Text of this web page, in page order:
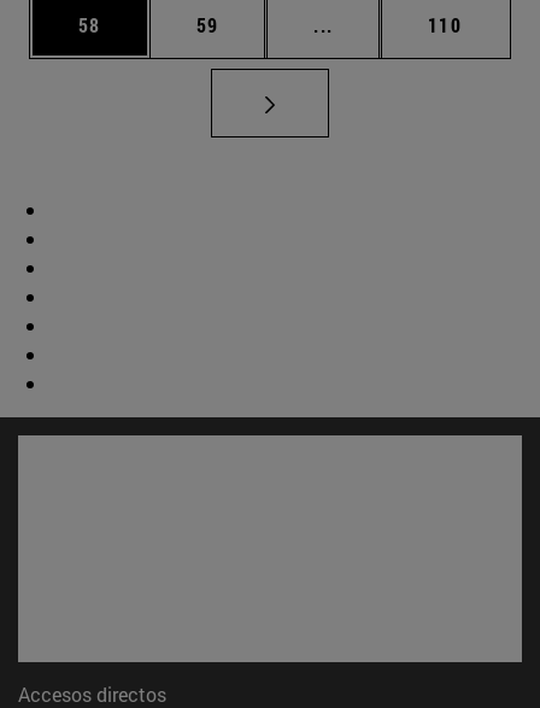
Página
58 Página
59 ... Páginas intermedias
Página
110
Accesos directos